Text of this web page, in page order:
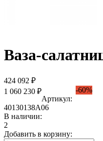
Ваза-
424 092 ₽
1 060 230 ₽
-60%
Артикул:
40130138А06
В наличии:
2
Добавить в корзину: